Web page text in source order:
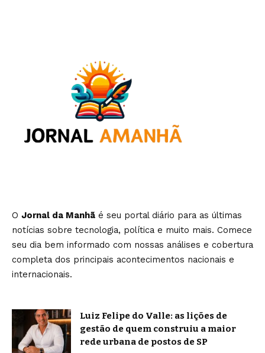
O Jornal da Manhã é seu portal diário para as últimas
notícias sobre tecnologia, política e muito mais. Comece
seu dia bem informado com nossas análises e cobertura
completa dos principais acontecimentos nacionais e
internacionais.
Luiz Felipe do Valle: as lições de
gestão de quem construiu a maior
rede urbana de postos de SP